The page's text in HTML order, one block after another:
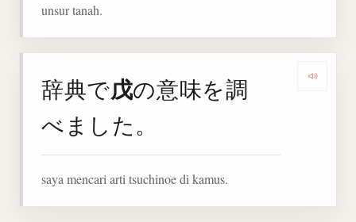
unsur tanah.
辞典で戊の意味を調
べました。
saya mencari arti tsuchinoe di kamus.